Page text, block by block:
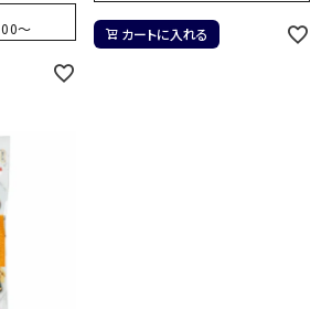
〜 カートに入れる